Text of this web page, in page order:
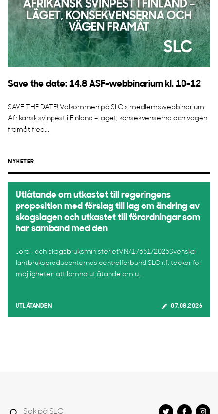
Save the date: 14.8 ASF-webbinarium kl. 10-12
SAVE THE DATE! Välkommen på SLC:s medlemswebbinarium
Afrikansk svinpest i Finland – läget, konsekvenserna och vägen
framåt fred...
NYHETER
Utlåtande om utkastet till regeringens
proposition med förslag till lag om ändring av
skogslagen och utkastet till förordningar som
har samband med den
Jord- och skogsbruksministerietVN/17651/2025Svenska
lantbruksproducenternas centralförbund SLC r.f. tackar för
möjligheten att lämna utlåtande om u...
UTLÅTANDEN 07.08.2026